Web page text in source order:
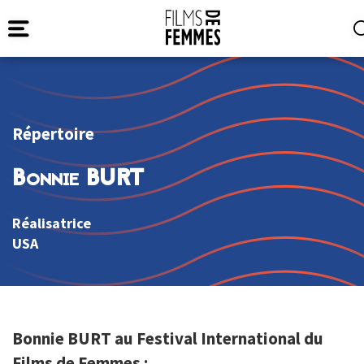
Répertoire
Bonnie BURT
Réalisatrice
USA
Bonnie BURT au Festival International du